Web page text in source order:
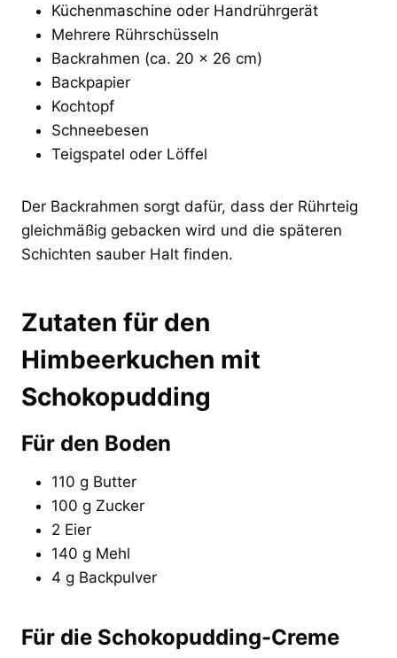
Küchenmaschine oder Handrührgerät
Mehrere Rührschüsseln
Backrahmen (ca. 20 × 26 cm)
Backpapier
Kochtopf
Schneebesen
Teigspatel oder Löffel
Der Backrahmen sorgt dafür, dass der Rührteig
gleichmäßig gebacken wird und die späteren
Schichten sauber Halt finden.
Zutaten für den
Himbeerkuchen mit
Schokopudding
Für den Boden
110 g Butter
100 g Zucker
2 Eier
140 g Mehl
4 g Backpulver
Für die Schokopudding-Creme